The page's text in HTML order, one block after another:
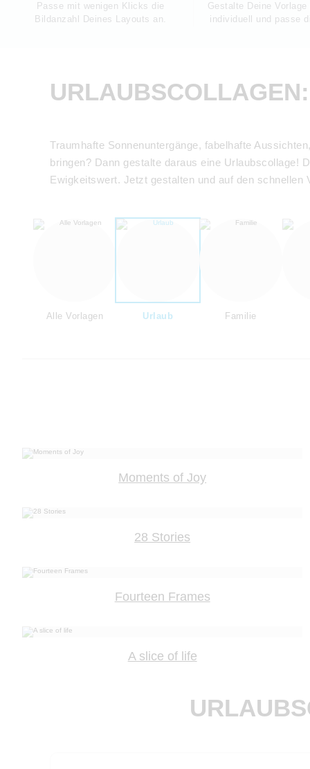
Passe mit wenigen Klicks die
Bildanzahl Deines Layouts an.
Gestalte Deine
individuell und passe
Traumhafte Sonnenuntergänge, fabelhafte
bringen? Dann gestalte daraus eine Urlaubscollage!
Ewigkeitswert. Jetzt gestalten und auf den schnellen
Alle Vorlagen Urlaub Familie
Moments of Joy
28 Stories
Fourteen Frames
A slice of life